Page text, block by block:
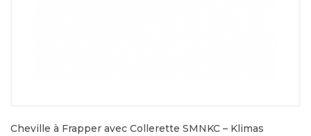
Cheville à Frapper avec Collerette SMNKC – Klimas